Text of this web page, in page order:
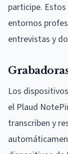
participe.
entornos
entrevistas y
Los
el Plaud
transcriben y